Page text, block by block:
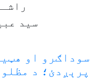
سید
سوداګرو او
پرېږدئ؛ د